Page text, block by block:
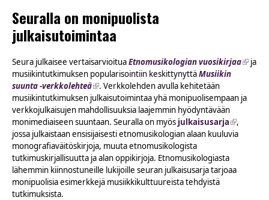
Seuralla on monipuolista
julkaisutoimintaa
Seura julkaisee vertaisarvioituaEtnomusikologian vuosikirjaa(link is
ja
musiikintutkimuksen popularisointiin keskittynyttäMusiikin
suunta -verkkolehteä(link is external)
. Verkkolehden avulla kehitetään
musiikintutkimuksen julkaisutoimintaa yhä monipuolisempaan ja
verkkojulkaisujen mahdollisuuksia laajemmin hyödyntävään
monimediaiseen suuntaan. Seuralla on myös julkaisusarja(link is
external)
,
jossa julkaistaan ensisijaisesti etnomusikologian alaan kuuluvia
monografiaväitöskirjoja, muuta etnomusikologista
tutkimuskirjallisuutta ja alan oppikirjoja. Etnomusikologiasta
lähemmin kiinnostuneille lukijoille seuran julkaisusarja tarjoaa
monipuolisia esimerkkejä musiikkikulttuureista tehdyistä
tutkimuksista.